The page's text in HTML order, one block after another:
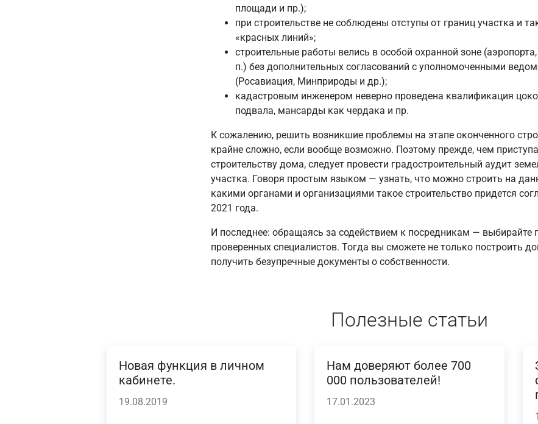
площади и пр.);
при строительстве не соблюдены отступы от границ участка и
«красных линий»;
строительные работы велись в особой охранной зоне
п.) без дополнительных согласований с уполномоченными
(Росавиация, Минприроды и др.);
кадастровым инженером неверно проведена квалификация
подвала, мансарды как чердака и пр.
К сожалению, решить возникшие проблемы на этапе оконченного
крайне сложно, если вообще возможно. Поэтому прежде, чем
строительству дома, следует провести градостроительный аудит
участка. Говоря простым языком — узнать, что можно строить на
какими органами и организациями такое строительство придется
2021 года.
И последнее: обращаясь за содействием к посредникам — выбирайте
проверенных специалистов. Тогда вы сможете не только построить
получить безупречные документы о собственности.
Полезные статьи
Новая функция в личном
кабинете.
19.08.2019
Нам доверяют более 700
000 пользователей!
17.01.2023